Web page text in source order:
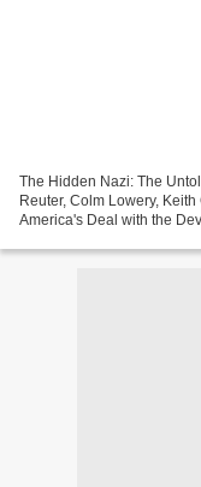
The Hidden Nazi: The
Reuter, Colm Lowery,
America's Deal with the